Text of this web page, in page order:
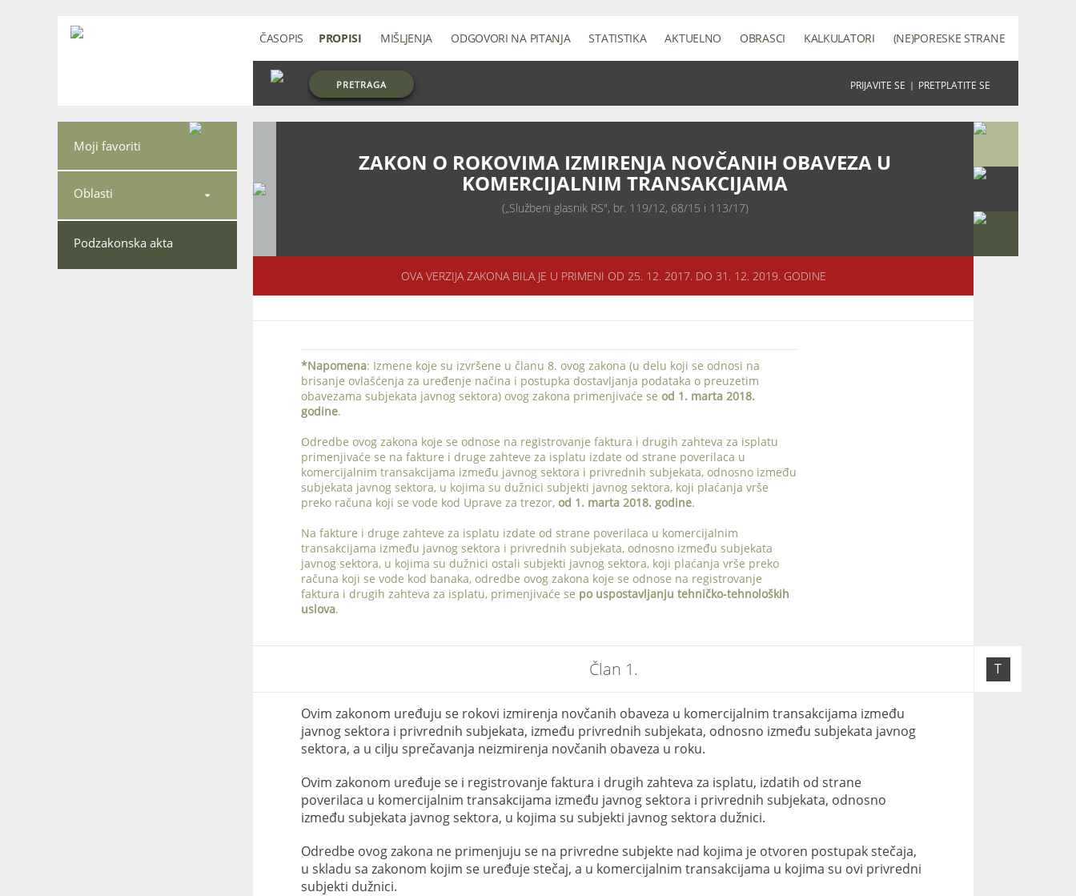
PRETRAGA PRIJAVITE SE | PRETPLATITE SE
ČASOPIS PROPISI MIŠLJENJA ODGOVORI NA PITANJA STATISTIKA AKTUELNO OBRASCI KALKULATORI (NE)PORESKE STRANE
Moji favoriti
Oblasti 
Podzakonska akta
ZAKON O ROKOVIMA IZMIRENJA NOVČANIH OBAVEZA U
KOMERCIJALNIM TRANSAKCIJAMA
(„Službeni glasnik RS", br. 119/12, 68/15 i 113/17)
OVA VERZIJA ZAKONA BILA JE U PRIMENI OD 25. 12. 2017. DO 31. 12. 2019. GODINE
*Napomena: Izmene koje su izvršene u članu 8. ovog zakona (u delu koji se odnosi na
brisanje ovlašćenja za uređenje načina i postupka dostavljanja podataka o preuzetim
obavezama subjekata javnog sektora) ovog zakona primenjivaće se od 1. marta 2018.
godine.
Odredbe ovog zakona koje se odnose na registrovanje faktura i drugih zahteva za isplatu
primenjivaće se na fakture i druge zahteve za isplatu izdate od strane poverilaca u
komercijalnim transakcijama između javnog sektora i privrednih subjekata, odnosno između
subjekata javnog sektora, u kojima su dužnici subjekti javnog sektora, koji plaćanja vrše
preko računa koji se vode kod Uprave za trezor, od 1. marta 2018. godine.
Na fakture i druge zahteve za isplatu izdate od strane poverilaca u komercijalnim
transakcijama između javnog sektora i privrednih subjekata, odnosno između subjekata
javnog sektora, u kojima su dužnici ostali subjekti javnog sektora, koji plaćanja vrše preko
računa koji se vode kod banaka, odredbe ovog zakona koje se odnose na registrovanje
faktura i drugih zahteva za isplatu, primenjivaće se po uspostavljanju tehničko-tehnoloških
uslova.
Član 1.
Ovim zakonom uređuju se rokovi izmirenja novčanih obaveza u komercijalnim transakcijama između
javnog sektora i privrednih subjekata, između privrednih subjekata, odnosno između subjekata javnog
sektora, a u cilju sprečavanja neizmirenja novčanih obaveza u roku.
Ovim zakonom uređuje se i registrovanje faktura i drugih zahteva za isplatu, izdatih od strane
poverilaca u komercijalnim transakcijama između javnog sektora i privrednih subjekata, odnosno
između subjekata javnog sektora, u kojima su subjekti javnog sektora dužnici.
Odredbe ovog zakona ne primenjuju se na privredne subjekte nad kojima je otvoren postupak stečaja,
u skladu sa zakonom kojim se uređuje stečaj, a u komercijalnim transakcijama u kojima su ovi privredni
subjekti dužnici.
T